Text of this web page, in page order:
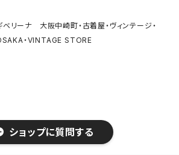
ショップに質問する
ーナ 大阪中崎町・古着屋・ヴィンテージ・
・VINTAGE STORE